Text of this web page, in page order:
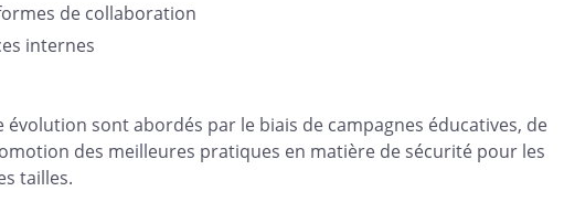
de collaboration
internes
évolution sont abordés par le biais de campagnes éducatives, de
des meilleures pratiques en matière de sécurité pour les
tailles.